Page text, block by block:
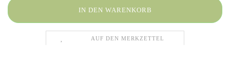
AUF DEN MERKZETTEL